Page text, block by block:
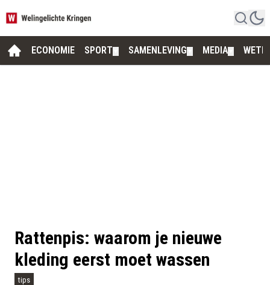
ECONOMIE SPORT SAMENLEVING MEDIA
Rattenpis: waarom je nieuwe
kleding eerst moet wassen
tips